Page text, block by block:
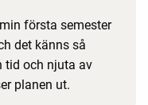
första semester
det känns så
tid och njuta av
planen ut.